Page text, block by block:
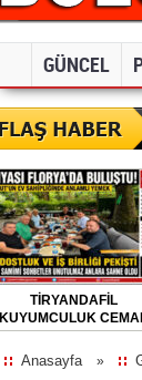
GÜNCEL
TİRYANDAFİL
KUYUMCULUK
TURGUT’UN EV
SAHİPLİĞİNDE
FLORYA’DA ANLAMLI
Anasayfa »